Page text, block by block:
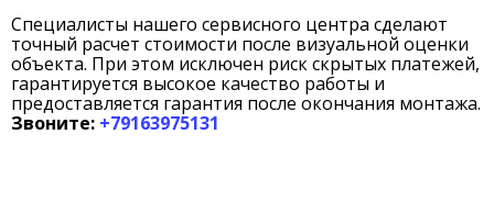
Специалисты нашего сервисного центра сделают
точный расчет стоимости после визуальной оценки
объекта. При этом исключен риск скрытых платежей,
гарантируется высокое качество работы и
предоставляется гарантия после окончания монтажа.
Звоните: +79163975131